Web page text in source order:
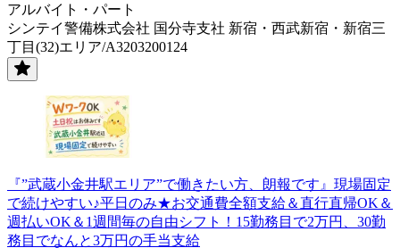
アルバイト・パート
シンテイ警備株式会社 国分寺支社 新宿・西武新宿・新宿三
丁目(32)エリア/A3203200124
『”武蔵小金井駅エリア”で働きたい方、朗報です』現場固定
で続けやすい♪平日のみ★お交通費全額支給＆直行直帰OK＆
週払いOK＆1週間毎の自由シフト！15勤務目で2万円、30勤
務目でなんと3万円の手当支給